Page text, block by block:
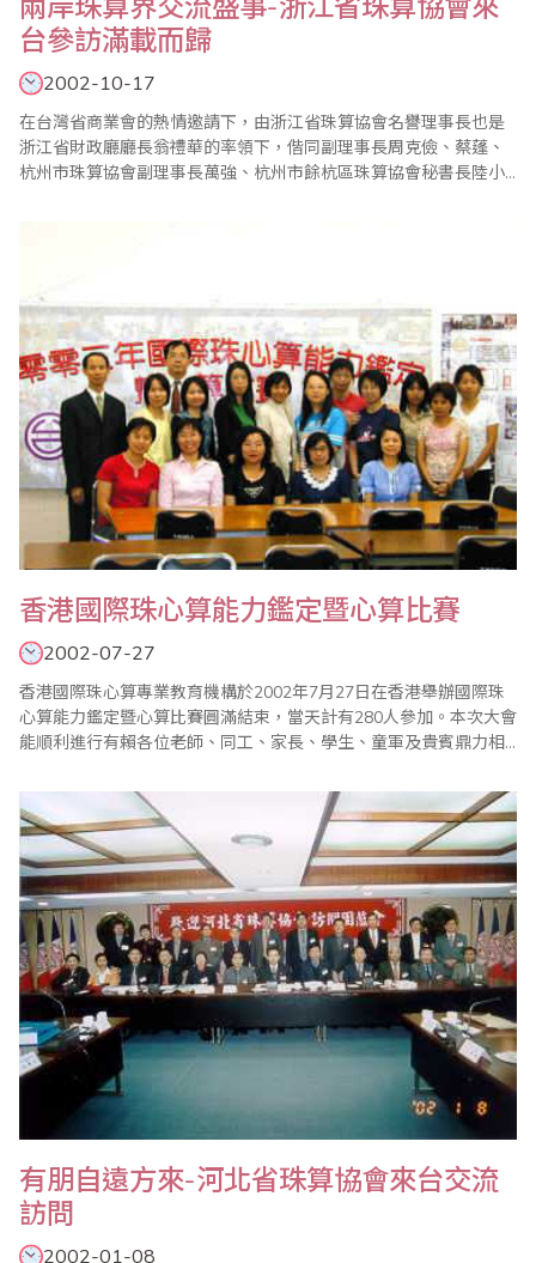
台參訪滿載而歸
2002-10-17
在台灣省商業會的熱情邀請下，由浙江省珠算協會名譽理事長也是
浙江省財政廳廳長翁禮華的率領下，偕同副理事長周克儉、蔡蓬、
杭州市珠算協會副理事長萬強、杭州市餘杭區珠算協會秘書長陸小
香港國際珠心算能力鑑定暨心算比賽
2002-07-27
香港國際珠心算專業教育機構於2002年7月27日在香港舉辦國際珠
心算能力鑑定暨心算比賽圓滿結束，當天計有280人參加。本次大會
能順利進行有賴各位老師、同工、家長、學生、童軍及貴賓鼎力相
大會主席由國珠董事局成員法律系博士兼外國註冊律師BENSON先
生擔任、副主席由英國特許公認會計師公會員梁金勝先生、台灣省
商業會珠算委員會委員劉錦萍女士擔任，並..
有朋自遠方來-河北省珠算協會來台交流
訪問
2002-01-08